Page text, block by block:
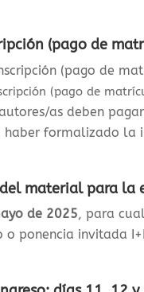
(pago de
(pago de
(pago de
as deben
haber formalizado la
material para la
de 2025, para
o ponencia invitada